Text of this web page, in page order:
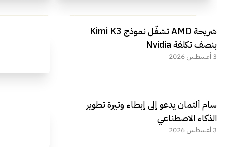
مراجعة شاملة لعملاق الألعاب
الجديد REDMAGIC 11 AIR
شريحة AMD تشغّل نموذج Kimi K3
بنصف تكلفة Nvidia
3 أغسطس 2026
سام ألتمان يدعو إلى إبطاء وتيرة تطوير
الذكاء الاصطناعي
3 أغسطس 2026